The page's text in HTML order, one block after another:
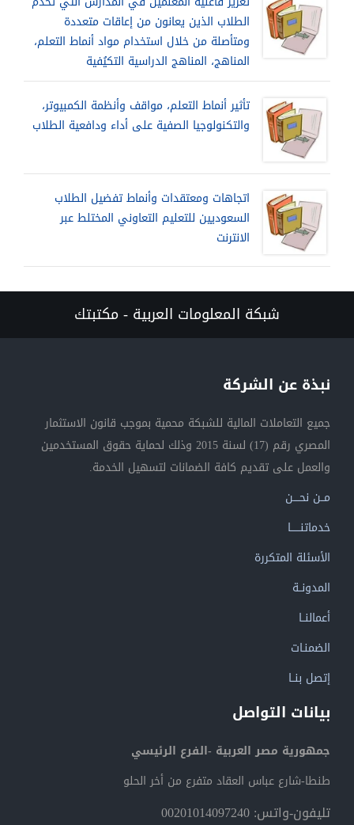
الطلاب الذين يعانون من إعاقات متعددة
ومتأصلة من خلال استخدام مواد أنماط التعلم،
المناهج، المناهج الدراسية التكيُفية
تأثير أنماط التعلم، مواقف وأنظمة الكمبيوتر،
والتكنولوجيا الصفية على أداء ودافعية الطلاب
اتجاهات ومعتقدات وأنماط تفضيل الطلاب
السعوديين للتعليم التعاوني المختلط عبر
الانترنت
شبكة المعلومات العربية - مكتبتك
نبذة عن الشركة
جميع التعاملات المالية للشبكة محمية بموجب قانون الاستثمار
المصري رقم (17) لسنة 2015 وذلك لحماية حقوق المستخدمين
والعمل على تقديم كافة الضمانات لتسهيل الخدمة.
مــن نحــــن
خدماتنــــــا
الأسئلة المتكررة
المدونــة
أعمالنــا
الضمنـات
إتصل بنــا
بيانات التواصل
جمهورية مصر العربية -الفرع الرئيسي
طنطا-شارع عباس العقاد متفرع من أخر الحلو
تليفون-واتس: 00201014097240